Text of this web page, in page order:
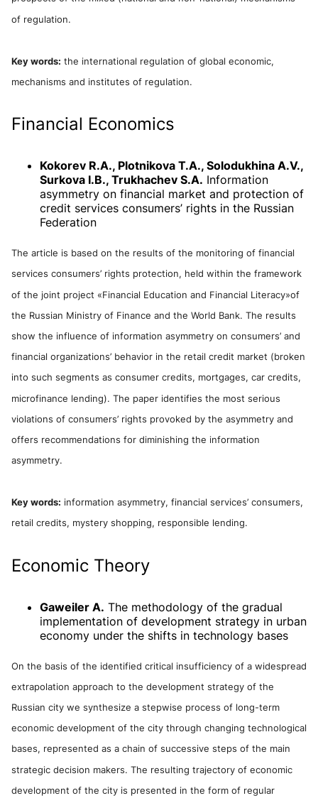
of regulation.
Key words: the international regulation of global economic,
mechanisms and institutes of regulation.
Financial Economics
Kokorev R.A., Plotnikova T.A., Solodukhina A.V.,
Surkova I.B., Trukhachev S.A. Information
asymmetry on financial market and protection of
credit services consumers’ rights in the Russian
Federation
The article is based on the results of the monitoring of financial
services consumers’ rights protection, held within the framework
of the joint project «Financial Education and Financial Literacy»оf
the Russian Мinistry of Finance and the World Bank. The results
show the influence of information asymmetry on consumers’ and
financial organizations’ behavior in the retail credit market (broken
into such segments as consumer credits, mortgages, car credits,
microfinance lending). The paper identifies the most serious
violations of consumers’ rights provoked by the asymmetry and
offers recommendations for diminishing the information
asymmetry.
Key words: information asymmetry, financial services’ consumers,
retail credits, mystery shopping, responsible lending.
Economic Theory
Gaweiler A. The methodology of the gradual
implementation of development strategy in urban
economy under the shifts in technology bases
On the basis of the identified critical insufficiency of a widespread
extrapolation approach to the development strategy of the
Russian city we synthesize a stepwise process of long-term
economic development of the city through changing technological
bases, represented as a chain of successive steps of the main
strategic decision makers. The resulting trajectory of economic
development of the city is presented in the form of regular